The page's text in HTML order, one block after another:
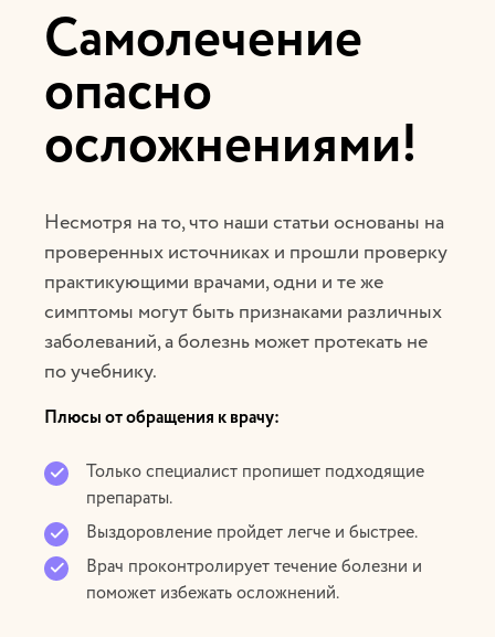
Самолечение
опасно
осложнениями!
Несмотря на то, что наши статьи основаны на
проверенных источниках и прошли проверку
практикующими врачами, одни и те же
симптомы могут быть признаками различных
заболеваний, а болезнь может протекать не
по учебнику.
Плюсы от обращения к врачу:
Только специалист пропишет подходящие
препараты.
Выздоровление пройдет легче и быстрее.
Врач проконтролирует течение болезни и
поможет избежать осложнений.